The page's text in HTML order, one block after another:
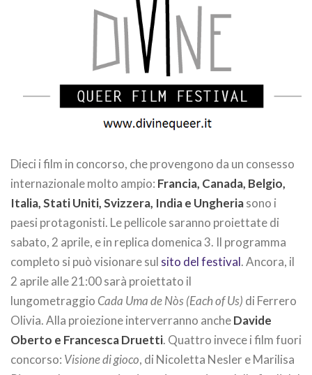
Dieci i film in concorso, che provengono da un consesso
internazionale molto ampio: Francia, Canada, Belgio,
Italia, Stati Uniti, Svizzera, India e Ungheriasono i
paesi protagonisti. Le pellicole saranno proiettate di
sabato, 2 aprile, e in replica domenica 3. Il programma
completo si può visionare sul sito del festival. Ancora, il
2 aprile alle 21:00 sarà proiettato il
lungometraggio Cada Uma de Nòs (Each of Us) di Ferrero
Olivia. Alla proiezione interverranno ancheDavide
Oberto e Francesca Druetti. Quattro invece i film fuori
concorso: Visione di gioco, di Nicoletta Nesler e Marilisa